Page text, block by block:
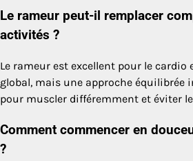
Le rameur peut-il remplacer
activités ?
Le rameur est excellent pour le cardio
global, mais une approche équilibrée
pour muscler différemment et éviter
Comment commencer en
?